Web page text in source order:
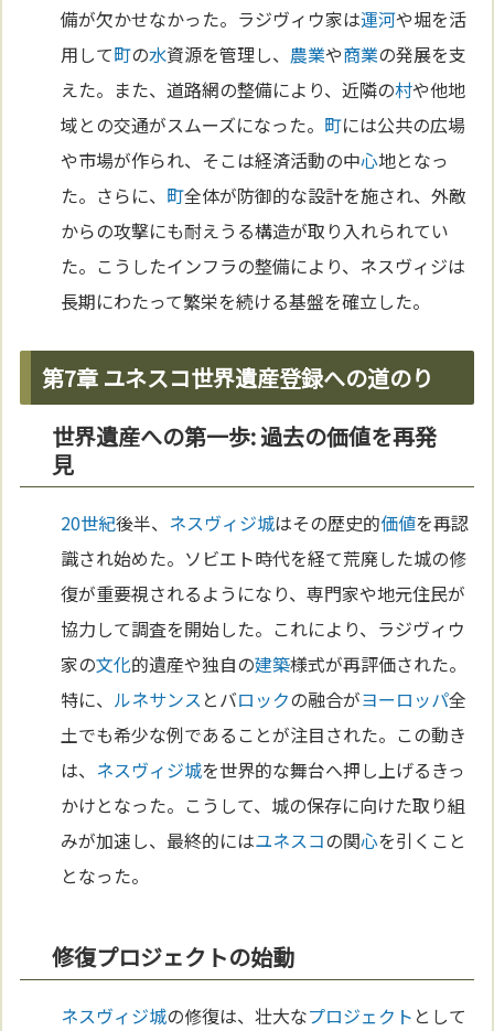
備が欠かせなかった。ラジヴィウ家は運河や堀を活
用して町の水資源を管理し、 農業や商業の発展を支
えた。また、道路網の整備により、近隣の村や他地
域との交通がスムーズになった。 町には公共の広場
や市場が作られ、そこは経済活動の中心地となっ
た。さらに、 町全体が防御的な設計を施され、外敵
からの攻撃にも耐えうる構造が取り入れられてい
た。こうしたインフラの整備により、ネスヴィジは
長期にわたって繁栄を続ける基盤を確立した。
第7章 ユネスコ世界遺産登録への道のり
世界遺産への第一歩: 過去の価値を再発
見
20世紀後半、 ネスヴィジ城はその歴史的価値を再認
識され始めた。ソビエト時代を経て荒廃した城の修
復が重要視されるようになり、専門家や地元住民が
協力して調査を開始した。これにより、ラジヴィウ
家の文化的遺産や独自の建築様式が再評価された。
特に、 ルネサンス とバロックの融合がヨーロッパ全
土でも希少な例であることが注目された。この動き
は、 ネスヴィジ城を世界的な舞台へ押し上げるきっ
かけとなった。こうして、城の保存に向けた取り組
みが加速し、最終的にはユネスコの関心を引くこと
となった。
修復プロジェクトの始動
ネスヴィジ城の修復は、壮大なプロジェクト として